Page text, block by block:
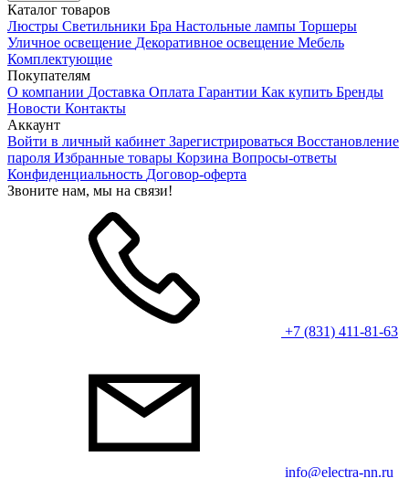
Каталог товаров
Люстры Светильники Бра Настольные лампы Торшеры
Уличное освещение Декоративное освещение Мебель
Комплектующие
Покупателям
О компании Доставка Оплата Гарантии Как купить Бренды
Новости Контакты
Аккаунт
Войти в личный кабинет Зарегистрироваться Восстановление
пароля Избранные товары Корзина Вопросы-ответы
Конфиденциальность Договор-оферта
Звоните нам, мы на связи!
+7 (831) 411-81-63
info@electra-nn.ru